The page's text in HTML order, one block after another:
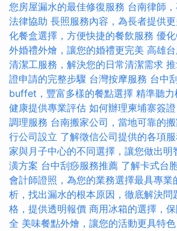
您房屋漏水的最佳修復服務 台南律師
法律協助 長照服務內容，為長者提供
化餐盒選擇，方便快捷的餐飲服務 優
外婚禮外燴，讓您的婚禮更完美 高雄
清潔工服務，解決您的日常清潔需求
證申請的完整步驟 台灣按摩服務 台中
buffet，豐富多樣的餐點選擇 精準聽力
健康提供專業評估 如何辦理柬埔寨簽
調理服務 台南搬家公司，當地可靠的
行公司設立 了解徵信公司提供的各項
家與月子中心的不同選擇，讓您做出明
潢方案 台中刮痧服務推薦 了解卡式台
會計師證照，為您的業務選擇最具專業
析，找出漏水的根本原因，徹底解決問
格，提供透明報價 商用冰箱的選擇，
全 美味餐點外燴，讓您的活動更具特色